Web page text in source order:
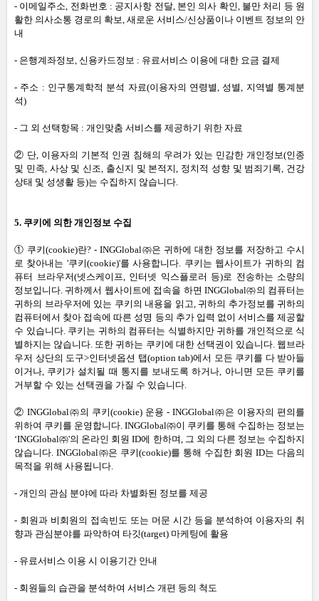
- 이메일주소, 전화번호 : 공지사항 전달, 본인 의사 확인, 불만 처리 등 원
활한 의사소통 경로의 확보, 새로운 서비스/신상품이나 이벤트 정보의 안
내
- 은행계좌정보, 신용카드정보 : 유료서비스 이용에 대한 요금 결제
- 주소 : 인구통계학적 분석 자료(이용자의 연령별, 성별, 지역별 통계분
석)
- 그 외 선택항목 : 개인맞춤 서비스를 제공하기 위한 자료
② 단, 이용자의 기본적 인권 침해의 우려가 있는 민감한 개인정보(인종
및 민족, 사상 및 신조, 출신지 및 본적지, 정치적 성향 및 범죄기록, 건강
상태 및 성생활 등)는 수집하지 않습니다.
5. 쿠키에 의한 개인정보 수집
① 쿠키(cookie)란? - INGGlobal㈜은 귀하에 대한 정보를 저장하고 수시
로 찾아내는 '쿠키(cookie)'를 사용합니다. 쿠키는 웹사이트가 귀하의 컴
퓨터 브라우저(넷스케이프, 인터넷 익스플로러 등)로 전송하는 소량의
정보입니다.귀하께서 웹사이트에 접속을 하면 INGGlobal㈜의 컴퓨터는
귀하의 브라우저에 있는 쿠키의 내용을 읽고, 귀하의 추가정보를 귀하의
컴퓨터에서 찾아 접속에 따른 성명 등의 추가 입력 없이 서비스를 제공할
수 있습니다. 쿠키는 귀하의 컴퓨터는 식별하지만 귀하를 개인적으로 식
별하지는 않습니다. 또한 귀하는 쿠키에 대한 선택권이 있습니다. 웹브라
우저 상단의 도구>인터넷옵션 탭(option tab)에서 모든 쿠키를 다 받아들
이거나, 쿠키가 설치될 때 통지를 보내도록 하거나, 아니면 모든 쿠키를
거부할 수 있는 선택권을 가질 수 있습니다.
② INGGlobal㈜의 쿠키(cookie) 운용 - INGGlobal㈜은 이용자의 편의를
위하여 쿠키를 운영합니다. INGGlobal㈜이 쿠키를 통해 수집하는 정보는
‘INGGlobal㈜'의 온라인 회원 ID에 한하며, 그 외의 다른 정보는 수집하지
않습니다. INGGlobal㈜은 쿠키(cookie)를 통해 수집한 회원 ID는 다음의
목적을 위해 사용됩니다.
- 개인의 관심 분야에 따라 차별화된 정보를 제공
- 회원과 비회원의 접속빈도 또는 머문 시간 등을 분석하여 이용자의 취
향과 관심분야를 파악하여 타깃(target) 마케팅에 활용
- 유료서비스 이용 시 이용기간 안내
- 회원들의 습관을 분석하여 서비스 개편 등의 척도